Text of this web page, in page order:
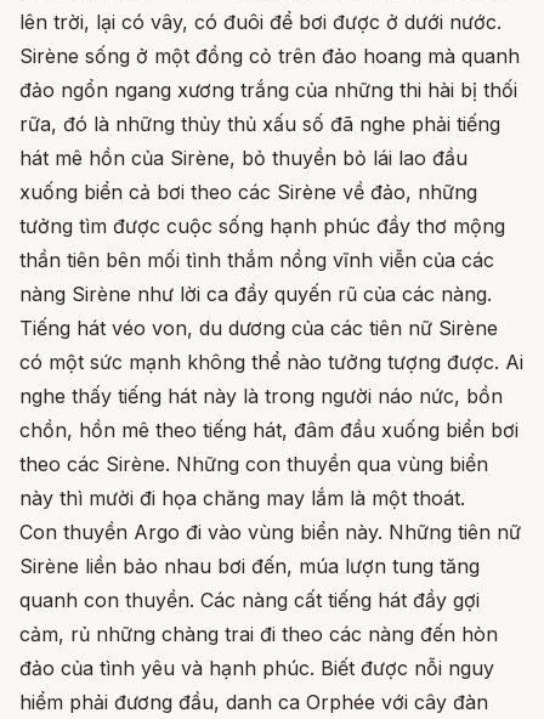
lên trời, lại có vây, có đuôi để bơi được ở dưới nước.
Sirène sống ở một đồng cỏ trên đảo hoang mà quanh
đảo ngổn ngang xương trắng của những thi hài bị thối
rữa, đó là những thủy thủ xấu số đã nghe phải tiếng
hát mê hồn của Sirène, bỏ thuyền bỏ lái lao đầu
xuống biển cả bơi theo các Sirène về đảo, những
tưởng tìm được cuộc sống hạnh phúc đầy thơ mộng
thần tiên bên mối tình thắm nồng vĩnh viễn của các
nàng Sirène như lời ca đầy quyến rũ của các nàng.
Tiếng hát véo von, du dương của các tiên nữ Sirène
có một sức mạnh không thể nào tưởng tượng được. Ai
nghe thấy tiếng hát này là trong người náo nức, bồn
chồn, hồn mê theo tiếng hát, đâm đầu xuống biển bơi
theo các Sirène. Những con thuyền qua vùng biển
này thì mười đi họa chăng may lắm là một thoát.
Con thuyền Argo đi vào vùng biển này. Những tiên nữ
Sirène liền bảo nhau bơi đến, múa lượn tung tăng
quanh con thuyền. Các nàng cất tiếng hát đầy gợi
cảm, rủ những chàng trai đi theo các nàng đến hòn
đảo của tình yêu và hạnh phúc. Biết được nỗi nguy
hiểm phải đương đầu, danh ca Orphée với cây đàn